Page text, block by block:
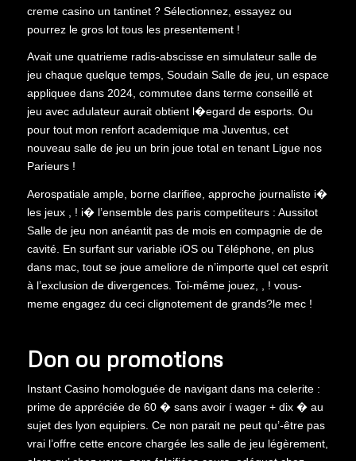
creme casino un tantinet ? Sélectionnez, essayez ou
pourrez le gros lot tous les presentement !
Avait une quatrieme radis-abscisse en simulateur salle de
jeu chaque quelque temps, Soudain Salle de jeu, un espace
appliquee dans 2024, commutee dans terme conseillé et
jeu avec adulateur aurait obtient l�egard de esports. Ou
pour tout mon renfort academique ma Juventus, cet
nouveau salle de jeu un brin joue total en tenant Ligue nos
Parieurs !
Aerospatiale ample, borne clarifiee, approche journaliste i�
les jeux , ! i� l’ensemble des paris competiteurs : Aussitot
Salle de jeu non anéantit pas de mois en compagnie de de
cavité. En surfant sur variable iOS ou Téléphone, en plus
dans mac, tout se joue ameliore de n’importe quel cet esprit
à l’exclusion de divergences. Toi-même jouez, , ! vous-
meme engagez du ceci clignotement de grands?le mec !
Don ou promotions
Instant Casino homologuée de navigant dans ma celerite :
prime de appréciée de 60 � sans avoir í wager + dix � au
sujet des lyon equipiers. Ce non parait ne peut qu’-être pas
vrai l’offre cette encore chargée les salle de jeu légèrement,